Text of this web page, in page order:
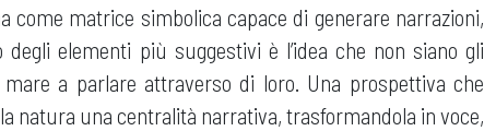
come matrice simbolica capace di generare narrazioni,
elementi più suggestivi è l’idea che non siano gli
a parlare attraverso di loro. Una prospettiva che
natura una centralità narrativa, trasformandola in voce,